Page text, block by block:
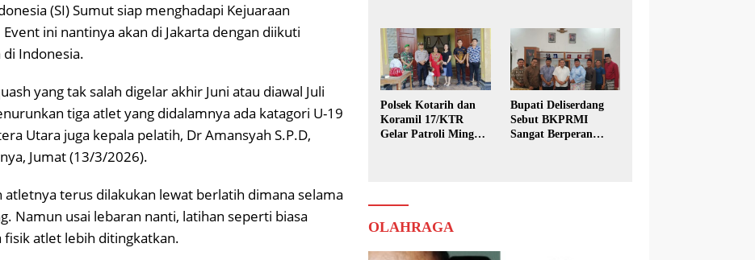
(SI) Sumut siap menghadapi Kejuaraan
ini nantinya akan di Jakarta dengan diikuti
Indonesia.
yang tak salah digelar akhir Juni atau diawal Juli
tiga atlet yang didalamnya ada katagori U-19
Utara juga kepala pelatih, Dr Amansyah S.P.D,
Jumat (13/3/2026).
atletnya terus dilakukan lewat berlatih dimana selama
Namun usai lebaran nanti, latihan seperti biasa
atlet lebih ditingkatkan.
Polsek Kotarih dan
Koramil 17/KTR
Gelar Patroli Minggu
Bupati Deliserdang
Sebut BKPRMI
Sangat Berperan
OLAHRAGA